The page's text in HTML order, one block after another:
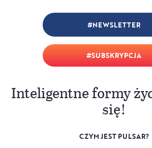
SUBSKRYPCJA
NEWSLETTER
Inteligentne formy
się!
CZYM JEST PULSAR?